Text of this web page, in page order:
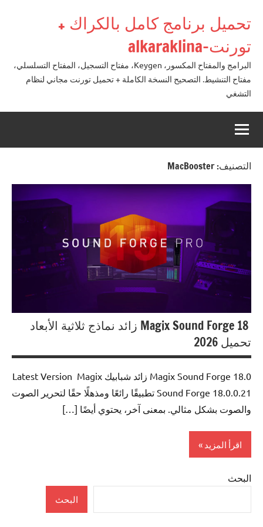
تحميل برنامج كامل بالكراك +
تورنت-alkaraklina
البرامج والمفتاح المكسور، Keygen، مفتاح التسجيل، المفتاح التسلسلي،
مفتاح التنشيط. التصحيح النسخة الكاملة + تحميل تورنت مجاني لنظام
التشغي
التصنيف:MacBooster
Magix Sound Forge 18 زائد نماذج ثلاثية الأبعاد
تحميل 2026
Magix Sound Forge 18.0 زائد شبابيك Latest Version Magix
Sound Forge 18.0.0.21 تطبيقًا رائعًا ومذهلًا حقًا لتحرير الصوت
والصوت بشكل مثالي. بمعنى آخر، يحتوي أيضًا […]
اقرأ المزيد
MacBooster
البحث
البحث